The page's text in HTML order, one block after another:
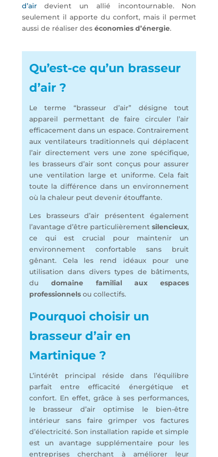
d’airdevient un allié incontournable. Non
seulement il apporte du confort, mais il permet
aussi de réaliser des économies d’énergie.
Qu’est-ce qu’un brasseur
d’air ?
Le terme “brasseur d’air” désigne tout
appareil permettant de faire circuler l’air
efficacement dans un espace. Contrairement
aux ventilateurs traditionnels qui déplacent
l’air directement vers une zone spécifique,
les brasseurs d’air sont conçus pour assurer
une ventilation large et uniforme. Cela fait
toute la différence dans un environnement
où la chaleur peut devenir étouffante.
Les brasseurs d’air présentent également
l’avantage d’être particulièrementsilencieux,
ce qui est crucial pour maintenir un
environnement confortable sans bruit
gênant. Cela les rend idéaux pour une
utilisation dans divers types de bâtiments,
du domaine familial aux espaces
professionnelsou collectifs.
Pourquoi choisir un
brasseur d’air en
Martinique ?
L’intérêt principal réside dans l’équilibre
parfait entre efficacité énergétique et
confort. En effet, grâce à ses performances,
le brasseur d’air optimise le bien-être
intérieur sans faire grimper vos factures
d’électricité. Son installation rapide et simple
est un avantage supplémentaire pour les
entreprises cherchant à améliorer leur